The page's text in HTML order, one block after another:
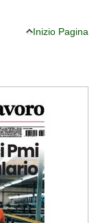
Inizio Pagina